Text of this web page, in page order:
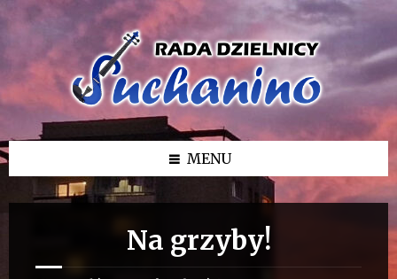
Przejdź
Przejdź
bocznego
Przejdź
MENU
Na grzyby!